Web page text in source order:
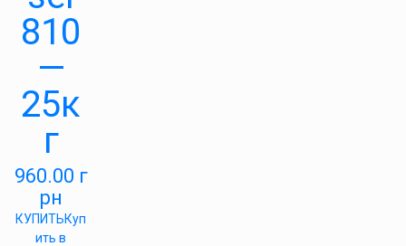
810
—
25к
г
960.00 г
рн
КУПИТЬКуп
ить в